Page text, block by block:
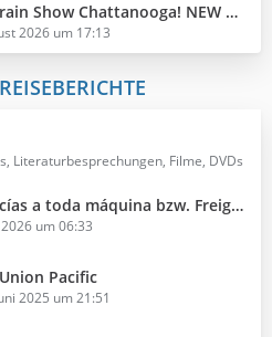
NEW Model Trains, Announcements & More!
2026 um 17:13
Literaturbesprechungen, Filme, DVDs
máquina bzw. Freight Train on Steroids
um 06:33
Pacific
2025 um 21:51